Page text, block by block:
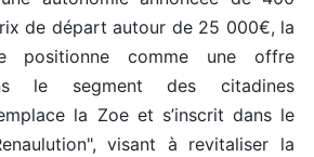
de départ autour de 25 000€, la
positionne comme une offre
le segment des citadines
la Zoe et s’inscrit dans le
visant à revitaliser la